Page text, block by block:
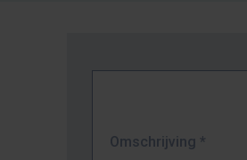
Omschrijving *